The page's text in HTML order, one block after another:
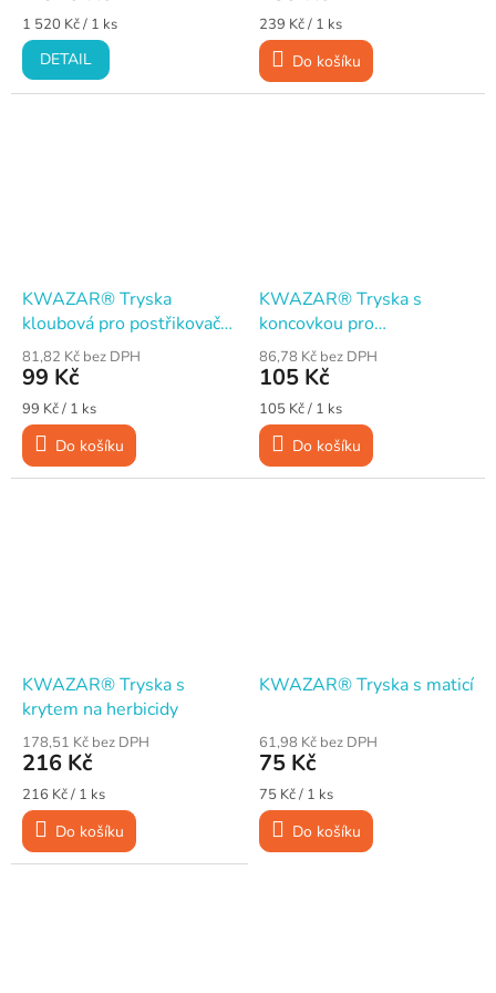
Měrná
cena:
1 520 Kč / 1 ks
DETAIL
Měrná
cena:
239 Kč / 1 ks
Do košíku
KWAZAR® Tryska
kloubová pro postřikovač
Venus Super 360°
81,82 Kč bez DPH
99 Kč
Měrná
cena:
99 Kč / 1 ks
Do košíku
KWAZAR® Tryska s
koncovkou pro
teleskopické tyče Kwazar
86,78 Kč bez DPH
105 Kč
Měrná
cena:
105 Kč / 1 ks
Do košíku
KWAZAR® Tryska s
krytem na herbicidy
178,51 Kč bez DPH
216 Kč
Měrná
cena:
216 Kč / 1 ks
Do košíku
KWAZAR® Tryska s maticí
61,98 Kč bez DPH
75 Kč
Měrná
cena:
75 Kč / 1 ks
Do košíku